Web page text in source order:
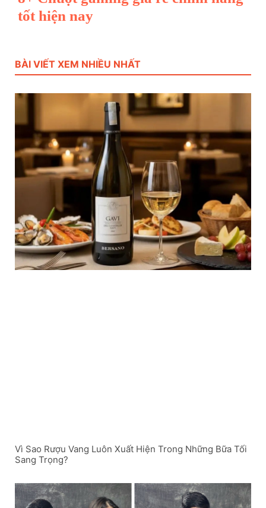
tốt hiện nay
BÀI VIẾT XEM NHIỀU NHẤT
Vì Sao Rượu Vang Luôn Xuất Hiện Trong Những Bữa Tối
Sang Trọng?